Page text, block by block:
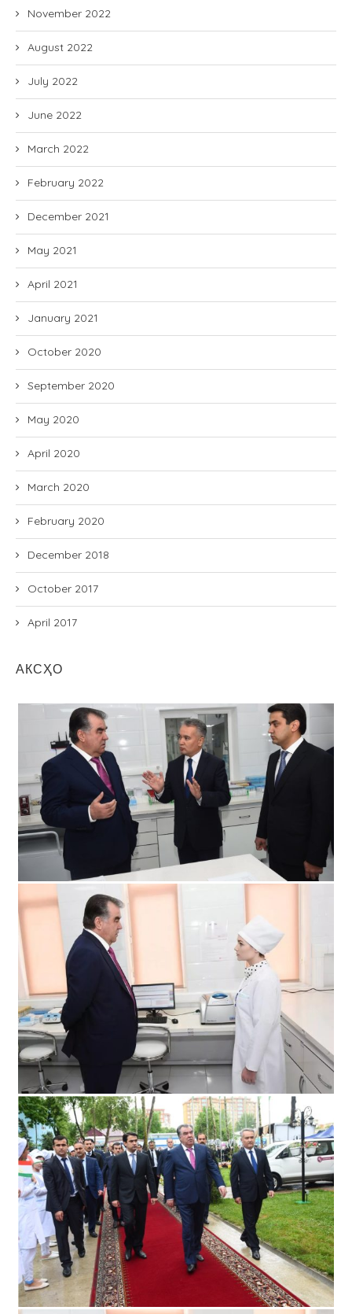
November 2022
August 2022
July 2022
June 2022
March 2022
February 2022
December 2021
May 2021
April 2021
January 2021
October 2020
September 2020
May 2020
April 2020
March 2020
February 2020
December 2018
October 2017
April 2017
АКСҲО